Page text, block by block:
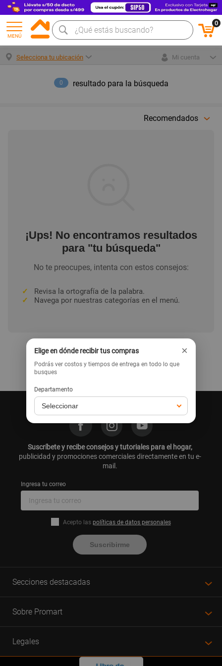
MENÚ
0
Selecciona tu ubicación Mi cuenta
0 resultado para la búsqueda
Recomendados
¡Ups! No encontramos resultados
para "tu búsqueda"
No te preocupes, intenta con estos consejos:
✓
Revisa la ortografía de la palabra.
✓
Navega por nuestras categorías en el menú.
Ir a la home
Síguenos en nuestras redes:
Suscríbete y recibe consejos y tutoriales para el hogar,
publicidad y promociones comerciales directamente en tu e-
mail.
Ingresa tu correo
Acepto las políticas de datos personales
Suscribirme
Secciones destacadas
Sobre Promart
Legales
Elige en dónde recibir tus compras ×
Podrás ver costos y tiempos de entrega en todo lo que
busques
Departamento